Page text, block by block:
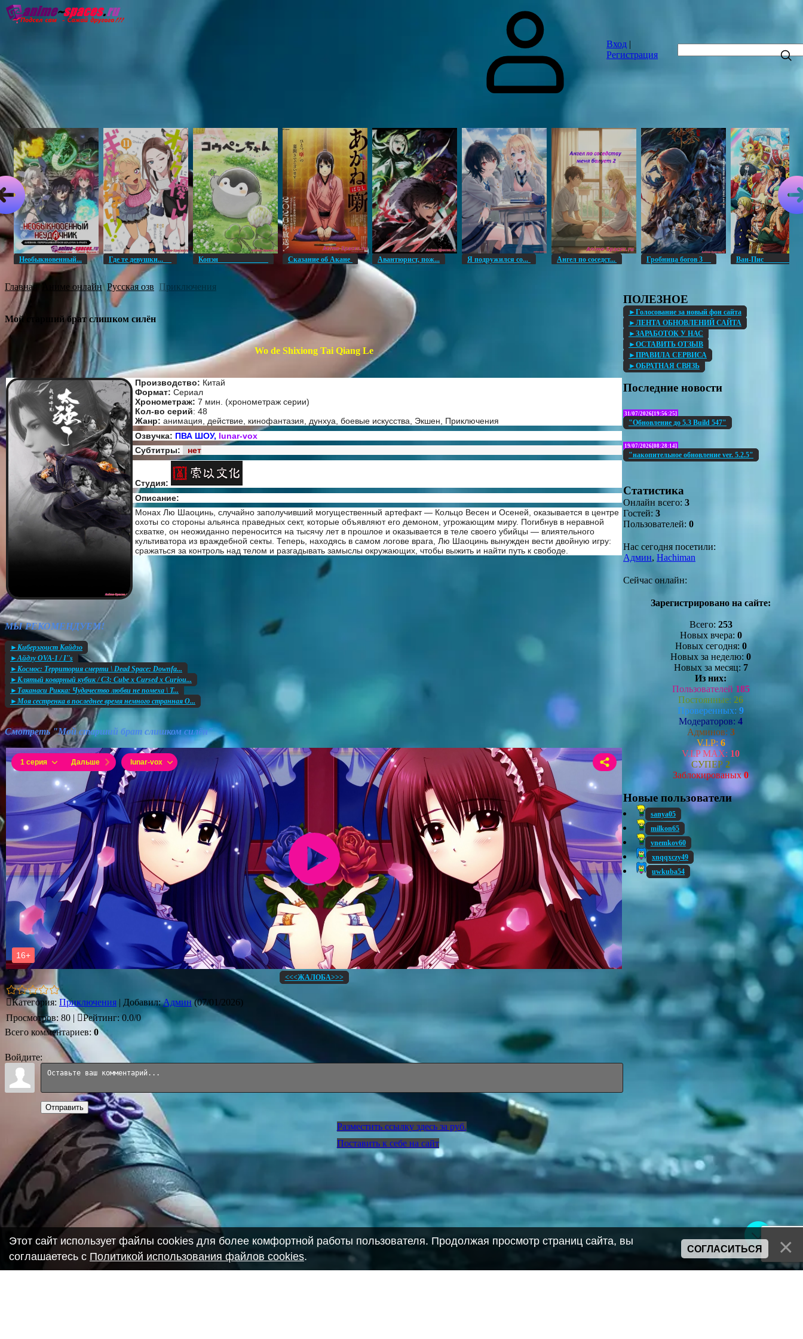
Вход |
Регистрация
Необыкновенный... Где те девушки... Копэн Сказание об Акане Авантюрист, пож... Я подружился со... Ангел по соседст... Гробница богов 3 Ван-
Главная Аниме онлайн Русская озв Приключения
Мой старший брат слишком силён
Wo de Shixiong Tai Qiang Le
Производство: Китай
Формат: Сериал
Хронометраж: 7 мин. (хронометраж серии)
Кол-во серий: 48
Жанр: анимация, действие, кинофантазия, дунхуа, боевые искусства, Экшен, Приключения
Озвучка: ПВА ШОУ, lunar-vox
Субтитры:
нет
Студия:
Описание:
Монах Лю Шаоцинь, случайно заполучивший могущественный артефакт — Кольцо Весен и Осеней, оказывается в центре
охоты со стороны альянса праведных сект, которые объявляют его демоном, угрожающим миру. Погибнув в неравной
схватке, он неожиданно переносится на тысячу лет в прошлое и оказывается в теле своего убийцы — влиятельного
культиватора из враждебной секты. Теперь, находясь в самом логове врага, Лю Шаоцинь вынужден вести двойную игру:
сражаться за контроль над телом и разгадывать замыслы окружающих, чтобы выжить и найти путь к свободе.
МЫ РЕКОМЕНДУЕМ!
►Киберэгоист Кайдзо
►Айдзу OVA-1 / I''s
►Космос: Территория смерти \ Dead Space: Downfa...
►Клятый коварный кубик / C3: Cube x Cursed x Curiou...
►Таканаси Рикка: Чудачество любви не помеха \ T...
►Моя сестренка в последнее время немного странная O...
Смотреть "Мой старший брат слишком силён"
<<<ЖАЛОБА>>>
Категория: Приключения | Добавил: Админ(07/01/2026)
Просмотров: 80 | Рейтинг: 0.0/0
Всего комментариев: 0
Войдите:
Отправить
ПОЛЕЗНОЕ
►Голосование за новый фон сайта
►ЛЕНТА ОБНОВЛЕНИЙ САЙТА
►ЗАРАБОТОК У НАС
►ОСТАВИТЬ ОТЗЫВ
►ПРАВИЛА СЕРВИСА
►ОБРАТНАЯ СВЯЗЬ
Последние новости
31/07/2026[19:56:25]
"Обновление до 5.3 Build 547"
19/07/2026[08:28:14]
"накопительное обновление ver. 5.2.5"
Статистика
Онлайн всего: 3
Гостей: 3
Пользователей: 0
Нас сегодня посетили:
Админ, Hachiman
Сейчас онлайн:
Зарегистрировано на сайте:
Всего: 253
Новых вчера: 0
Новых сегодня: 0
Новых за неделю: 0
Новых за месяц: 7
Из них:
Пользователей 185
Постоянные: 26
Проверенных: 9
Модераторов: 4
Админов: 3
V.I.P: 6
V.I.P MAX: 10
СУПЕР 2
Заблокированых0
Новые пользователи
sanya05
milkon65
vnemkov60
xnqqxczy49
uwkuba54
Разместить ссылку здесь за руб.
Поставить к себе на сайт
Этот сайт использует файлы cookies для более комфортной работы пользователя. Продолжая просмотр страниц сайта, вы
соглашаетесь с Политикой использования файлов cookies.
СОГЛАСИТЬСЯ